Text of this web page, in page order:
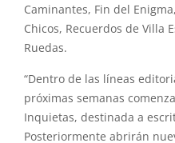
Caminantes, Fin del
Chicos, Recuerdos de Villa
Ruedas.
“Dentro de las líneas
próximas semanas
Inquietas, destinada a
Posteriormente abrirán